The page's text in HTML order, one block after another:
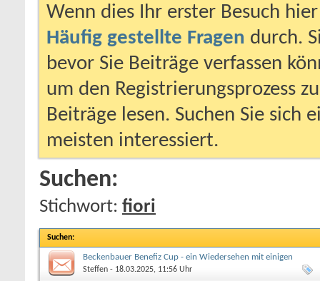
Wenn dies Ihr erster Besuch
Häufig gestellte Fragen durch.
bevor Sie Beiträge verfassen
um den Registrierungsprozess
Beiträge lesen. Suchen Sie sich
meisten interessiert.
Suchen:
Stichwort: fiori
Suchen:
Beckenbauer Benefiz Cup - ein Wiedersehen mit einigen
Veteranen
Steffen - 18.03.2025, 11:56 Uhr